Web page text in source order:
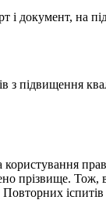
документ, на
підвищення
користування
прізвище.
іспитів